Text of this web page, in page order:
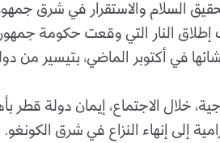
السلام والاستقرار في شرق
النار التي وقعت حكومة
خلال الاجتماع، إيمان دولة قطر
إلى إنهاء النزاع في شرق الكونغو.